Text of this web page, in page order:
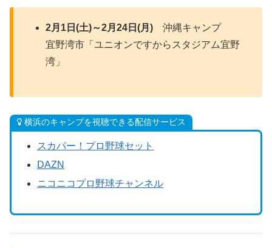
2月1日(土)～2月24日(月) 沖縄キャンプ
宜野湾市「ユニオンですからスタジアム宜野
湾」
横浜のキャンプを視聴できる配信サービス
スカパー！プロ野球セット
DAZN
ニコニコプロ野球チャンネル